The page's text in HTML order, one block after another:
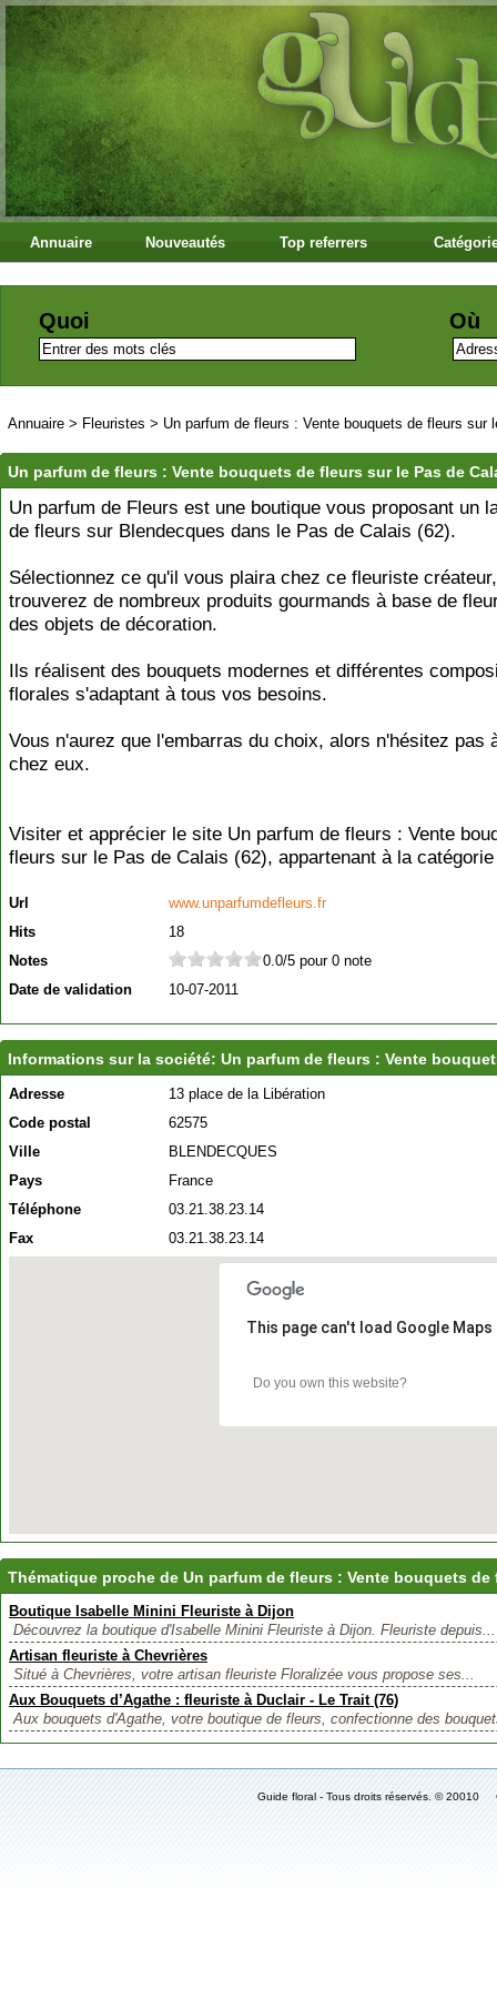
Annuaire Nouveautés Top referrers
Quoi Où
Annuaire > Fleuristes > Un parfum de fleurs : Vente bouquets de fleurs sur
Un parfum de fleurs : Vente bouquets de fleurs sur le Pas de
Un parfum de Fleurs est une boutique vous proposant un
de fleurs sur Blendecques dans le Pas de Calais (62).
Sélectionnez ce qu'il vous plaira chez ce fleuriste
trouverez de nombreux produits gourmands à base de
des objets de décoration.
Ils réalisent des bouquets modernes et différentes
florales s'adaptant à tous vos besoins.
Vous n'aurez que l'embarras du choix, alors n'hésitez pas
chez eux.
Visiter et apprécier le site Un parfum de fleurs : Vente
fleurs sur le Pas de Calais (62), appartenant à la
Url
www.unparfumdefleurs.fr
Hits
18
Notes
0.0/5 pour 0 note
Date de validation
10-07-2011
Informations sur la société: Un parfum de fleurs : Vente
Adresse
13 place de la Libération
Code postal
62575
Ville
BLENDECQUES
Pays
France
Téléphone
03.21.38.23.14
Fax
03.21.38.23.14
This page can't load Google
Do you own this website?
Thématique proche de Un parfum de fleurs : Vente bouquets de
Boutique Isabelle Minini Fleuriste à Dijon
Découvrez la boutique d'Isabelle Minini Fleuriste à Dijon. Fleuriste depuis...
Artisan fleuriste à Chevrières
Situé à Chevrières, votre artisan fleuriste Floralizée vous propose ses...
Aux Bouquets d’Agathe : fleuriste à Duclair - Le Trait (76)
Aux bouquets d'Agathe, votre boutique de fleurs, confectionne des
Guide floral - Tous droits réservés. ©